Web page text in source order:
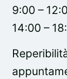
9:00 –
14:00 –